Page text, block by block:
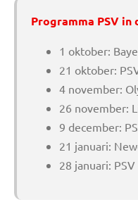
Programma PSV in
1 oktober:
21 oktober:
4 november:
26 november:
9 december:
21 januari:
28 januari: